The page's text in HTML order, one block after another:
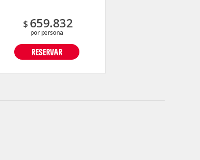
$ 659.832
por persona
RESERVAR